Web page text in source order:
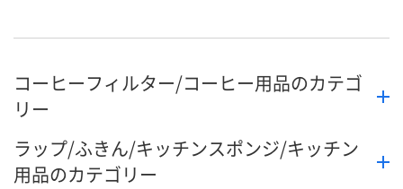
コーヒーフィルター/コーヒー用品のカテゴ
リー
ラップ/ふきん/キッチンスポンジ/キッチン
用品のカテゴリー